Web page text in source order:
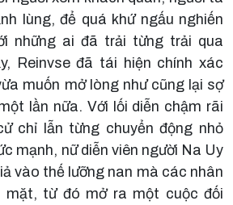
lùng, để quá khứ ngấu nghiến
những ai đã trải từng trải qua
Reinvse đã tái hiện chính xác
muốn mở lòng như cũng lại sợ
lần nữa. Với lối diễn chậm rãi
chỉ lẫn từng chuyển động nhỏ
mạnh, nữ diễn viên người Na Uy
vào thế lưỡng nan mà các nhân
mặt, từ đó mở ra một cuộc đối